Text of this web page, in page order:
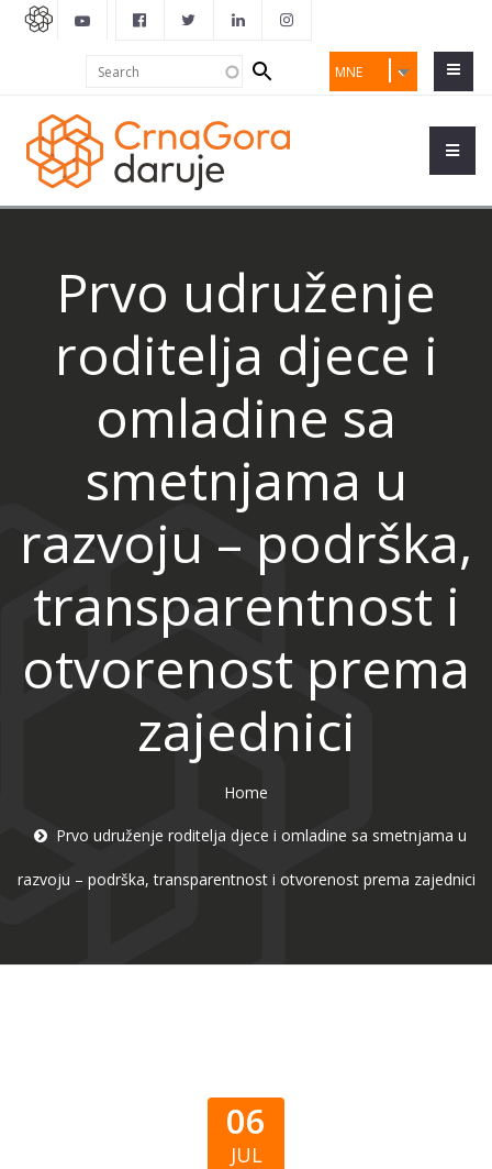
MNE
Search
form
Prvo udruženje
roditelja djece i
omladine sa
smetnjama u
razvoju – podrška,
transparentnost i
otvorenost prema
zajednici
Home
Prvo udruženje roditelja djece i omladine sa smetnjama u
razvoju – podrška, transparentnost i otvorenost prema zajednici
06
JUL